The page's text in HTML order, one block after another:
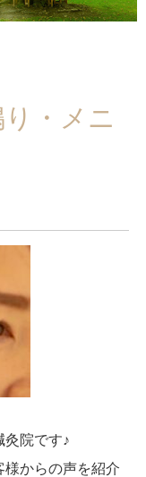
・メニ
灸院です♪
からの声を紹介